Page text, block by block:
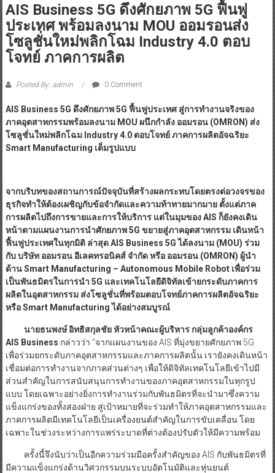
AIS Business 5G ดึงศักยภาพ 5G ฟื้นฟู
ประเทศ พร้อมลงนาม MOU ออมรอนส่ง
โซลูชั่นใหม่พลิกโฉม Industry 4.0 ตอบ
โจทย์ ภาคการผลิต
Posted By: admin 0 Comment
AIS Business 5G ดึงศักยภาพ 5G ฟื้นฟูประเทศ สู่การทำงานจริงของ
ภาคอุตสาหกรรมพร้อมลงนาม MOU ผนึกกำลัง ออมรอน (OMRON) ส่ง
โซลูชั่นใหม่พลิกโฉม Industry 4.0 ตอบโจทย์ ภาคการผลิตอัจฉริยะ
Smart Manufacturing เต็มรูปแบบ
จากบริบทของสถานการณ์ปัจจุบันที่สร้างผลกระทบโดยตรงต่อวงจรของ
ธุรกิจทำให้ต้องเผชิญกับข้อจำกัดและความท้าทายมากมาย ตั้งแต่ภาค
การผลิตไปถึงการขายและการให้บริการ แต่ในมุมของAIS ก็ยังคงเดิน
หน้าตามแผนงานการนำศักยภาพ 5G ขยายสู่ภาคอุตสาหกรรม เดินหน้า
ฟื้นฟูประเทศในทุกมิติ ล่าสุด AIS Business 5G ได้ลงนาม (MOU) ร่วม
กับ บริษัท ออมรอน อีเลคทรอนิคส์ จำกัด หรือ ออมรอน (OMRON) ผู้นำ
ด้าน Smart Manufacturing – Autonomous Mobile Robot เพื่อร่วม
เป็นพันธมิตรในการนำ 5G และเทคโนโลยีดิจิทัลเข้ายกระดับภาคการ
ผลิตในอุตสาหกรรม ส่งโซลูชั่นที่พร้อมตอบโจทย์ภาคการผลิตอัจฉริยะ
หรือ Smart Manufacturing ได้อย่างสมบูรณ์
นายธนพงษ์ อิทธิสกุลชัย หัวหน้าคณะผู้บริหาร กลุ่มลูกค้าองค์กร
AIS Business กล่าวว่า “จากแผนงานของ AIS ที่มุ่งขยายศักยภาพ 5G
เพื่อร่วมยกระดับภาคอุตสาหกรรมและภาคการผลิตนั้น เรายังคงเดินหน้า
เชื่อมต่อการทำงานจากภาคส่วนต่างๆ เพื่อให้ดิจิทัลเทคโนโลยีเข้าไปมี
ส่วนสำคัญในการสนับสนุนการทำงานของภาคอุตสาหกรรมในทุกรูป
แบบ โดยเฉพาะอย่างยิ่งการทำงานร่วมกับพันธมิตรที่จะนำมาซึ่งความ
แข็งแกร่งของทั้งสองฝ่าย สู่เป้าหมายที่จะร่วมทำให้ภาคอุตสาหกรรมและ
ภาคการผลิตมีเทคโนโลยีเป็นเครื่องยนต์สำคัญในการขับเคลื่อน โดย
เฉพาะในช่วงระหว่างการแพร่ระบาดที่ต่างต้องปรับตัวให้มีความพร้อม
ครั้งนี้จึงนับว่าเป็นอีกความร่วมมือครั้งสำคัญของ AIS กับพันธมิตรที่
มีความแข็งแกร่งด้านวิศวกรรมบนระบบอัตโนมัติและหุ่นยนต์